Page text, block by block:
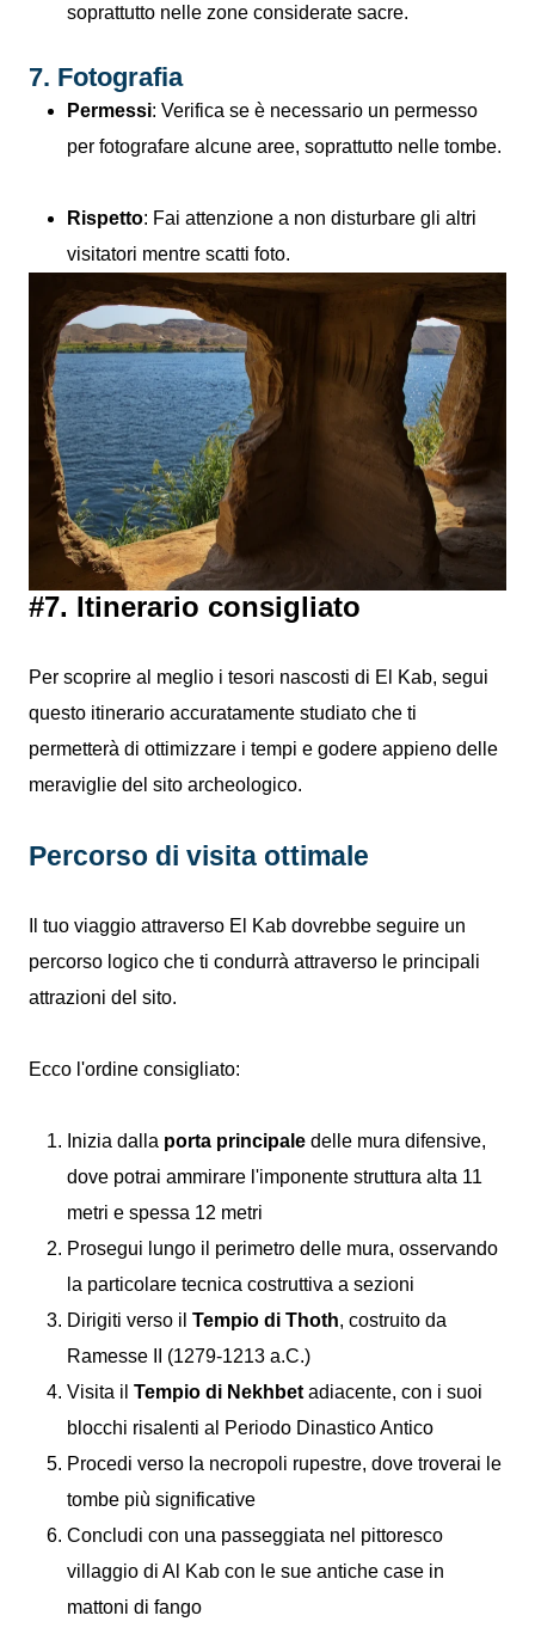
soprattutto nelle zone considerate sacre.
7. Fotografia
Permessi: Verifica se è necessario un permesso
per fotografare alcune aree, soprattutto nelle tombe.
Rispetto: Fai attenzione a non disturbare gli altri
visitatori mentre scatti foto.
#7. Itinerario consigliato
Per scoprire al meglio i tesori nascosti di El Kab, segui
questo itinerario accuratamente studiato che ti
permetterà di ottimizzare i tempi e godere appieno delle
meraviglie del sito archeologico.
Percorso di visita ottimale
Il tuo viaggio attraverso El Kab dovrebbe seguire un
percorso logico che ti condurrà attraverso le principali
attrazioni del sito.
Ecco l'ordine consigliato:
Inizia dalla porta principale delle mura difensive,
dove potrai ammirare l'imponente struttura alta 11
metri e spessa 12 metri
Prosegui lungo il perimetro delle mura, osservando
la particolare tecnica costruttiva a sezioni
Dirigiti verso il Tempio di Thoth, costruito da
Ramesse II (1279-1213 a.C.)
Visita il Tempio di Nekhbet adiacente, con i suoi
blocchi risalenti al Periodo Dinastico Antico
Procedi verso la necropoli rupestre, dove troverai le
tombe più significative
Concludi con una passeggiata nel pittoresco
villaggio di Al Kab con le sue antiche case in
mattoni di fango